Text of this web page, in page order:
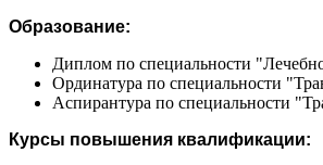
Образование:
Диплом по специальности
Ординатура по специальности
Аспирантура по специальности
Курсы повышения квалификации: